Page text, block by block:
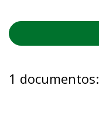
1 documentos: